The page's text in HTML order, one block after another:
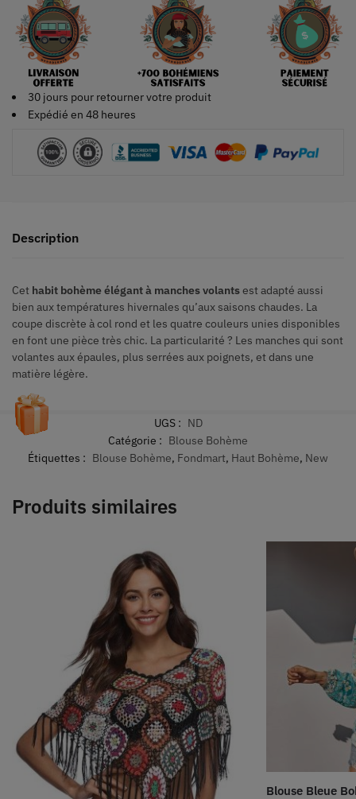
30 jours pour retourner votre produit
Expédié en 48 heures
Description
Cet habit bohème élégant à manches volantsest adapté aussi
bien aux températures hivernales qu’aux saisons chaudes. La
coupe discrète à col rond et les quatre couleurs unies disponibles
en font une pièce très chic. La particularité ? Les manches qui sont
volantes aux épaules, plus serrées aux poignets, et dans une
matière légère.
UGS : ND
Catégorie : Blouse Bohème
Étiquettes : Blouse Bohème, Fondmart, Haut Bohème, New
Produits similaires
Blouse Bleue